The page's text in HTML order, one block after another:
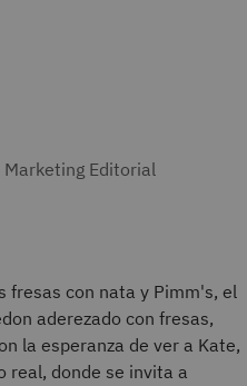
Editorial
fresas con nata y Pimm's, el
aderezado con fresas,
la esperanza de ver a Kate,
real, donde se invita a